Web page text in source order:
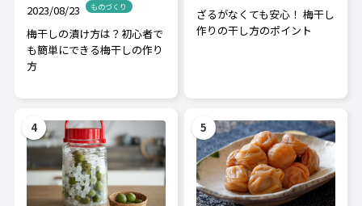
2023/08/23 ものづくり
梅干しの漬け方は？初心者で
も簡単にできる梅干しの作り
方
ざるがなくても安心！ 梅干し
作りの干し方のポイント